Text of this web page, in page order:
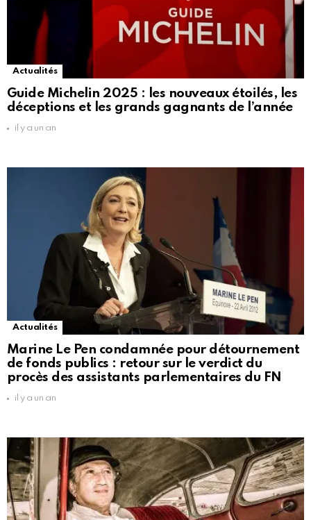
Actualités
Guide Michelin 2025 : les nouveaux étoilés, les
déceptions et les grands gagnants de l’année
il y a un an
Actualités
Marine Le Pen condamnée pour détournement
de fonds publics : retour sur le verdict du
procès des assistants parlementaires du FN
il y a un an